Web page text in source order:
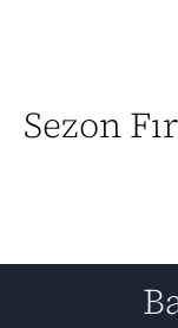
Sezon